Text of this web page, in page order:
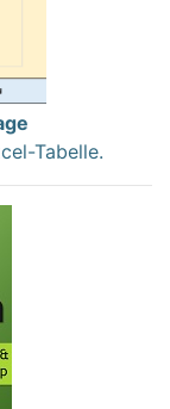
Tabelle.